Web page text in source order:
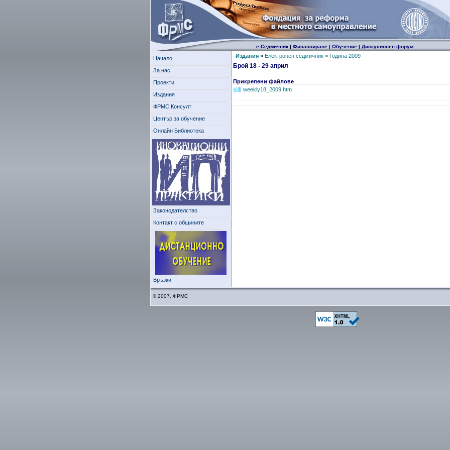
е-Седмичник| Финансиране| Обучение| Дискусионен форум
Начало
За нас
Проекти
Издания
ФРМС Консулт
Център за обучение
Онлайн Библиотека
Законодателство
Контакт с общините
Връзки
Издания» Електронен седмичник» Година 2009
Брой 18 - 29 април
Прикрепени файлове
weekly18_2009.htm
© 2007, ФРМС